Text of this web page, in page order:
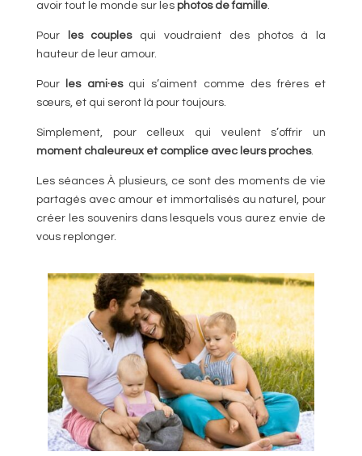
avoir tout le monde sur les photos de famille.
Pour les couples
qui voudraient des photos à la
hauteur de leur amour.
Pour les ami·es qui s’aiment comme des frères et
sœurs, et qui seront là pour toujours.
Simplement, pour celleux qui veulent s’offrir
un
moment chaleureux et complice avec leurs proches.
Les séances À plusieurs, ce sont des moments de vie
partagés avec amour et immortalisés au naturel, pour
créer les souvenirs dans lesquels vous aurez envie de
vous replonger.